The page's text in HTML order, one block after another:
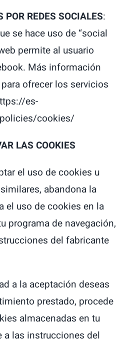
POR REDES SOCIALES:
se hace uso de “social
permite al usuario
Más información
ofrecer los servicios
es-
cookies/
LAS COOKIES
el uso de cookies u
abandona la
el uso de cookies en la
programa de navegación,
del fabricante
a la aceptación deseas
prestado, procede
almacenadas en tu
las instrucciones del